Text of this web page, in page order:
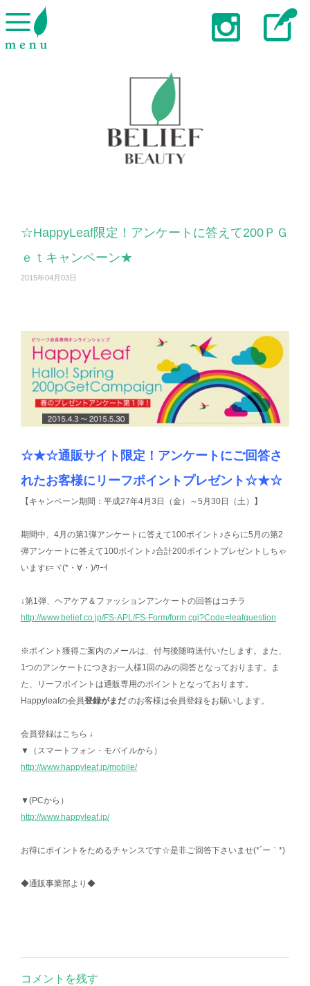
☆HappyLeaf限定！アンケートに答えて200ＰＧ
ｅｔキャンペーン★
2015年04月03日
☆★☆通販サイト限定！アンケートにご回答さ
れたお客様にリーフポイントプレゼント☆★☆
【キャンペーン期間：平成27年4月3日（金）～5月30日（土）】
期間中、4月の第1弾アンケートに答えて100ポイント♪さらに5月の第2
弾アンケートに答えて100ポイント♪合計200ポイントプレゼントしちゃ
いますε=ヾ(*・∀・)/ﾜｰｲ
↓第1弾、ヘアケア＆ファッションアンケートの回答はコチラ
http://www.belief.co.jp/FS-APL/FS-Form/form.cgi?Code=leafquestion
※ポイント獲得ご案内のメールは、付与後随時送付いたします。また、
1つのアンケートにつきお一人様1回のみの回答となっております。ま
た、リーフポイントは通販専用のポイントとなっております。
Happyleafの会員登録がまだのお客様は会員登録をお願いします。
会員登録はこちら ↓
▼（スマートフォン・モバイルから）
http://www.happyleaf.jp/mobile/
▼(PCから）
http://www.happyleaf.jp/
お得にポイントをためるチャンスです☆是非ご回答下さいませ(*´ー｀*)
◆通販事業部より◆
コメントを残す